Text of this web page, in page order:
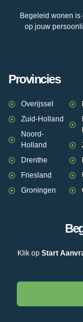
Begeleid wonen is
op jouw
Provincies
Overijssel
Zuid-Holland
Noord-
Holland
Drenthe
Friesland
Groningen
Klik op Start